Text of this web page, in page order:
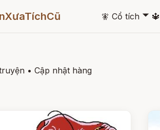
🧚 Cổ tích 🞃 🔱
• Cập nhật hàng